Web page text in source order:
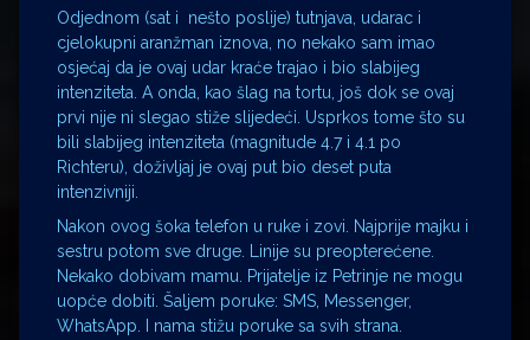
Odjednom (sat i nešto poslije) tutnjava, udarac i
cjelokupni aranžman iznova, no nekako sam imao
osjećaj da je ovaj udar kraće trajao i bio slabijeg
intenziteta. A onda, kao šlag na tortu, još dok se ovaj
prvi nije ni slegao stiže slijedeći. Usprkos tome što su
bili slabijeg intenziteta (magnitude 4.7 i 4.1 po
Richteru), doživljaj je ovaj put bio deset puta
intenzivniji.
Nakon ovog šoka telefon u ruke i zovi. Najprije majku i
sestru potom sve druge. Linije su preopterećene.
Nekako dobivam mamu. Prijatelje iz Petrinje ne mogu
uopće dobiti. Šaljem poruke: SMS, Messenger,
WhatsApp. I nama stižu poruke sa svih strana.